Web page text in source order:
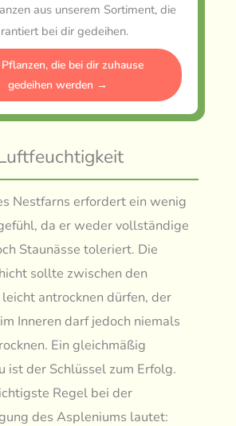
aus unserem Sortiment, die
bei dir gedeihen.
die bei dir zuhause
gedeihen werden →
Nestfarns erfordert ein wenig
da er weder vollständige
Staunässe toleriert. Die
sollte zwischen den
antrocknen dürfen, der
Inneren darf jedoch niemals
Ein gleichmäßig
ist der Schlüssel zum Erfolg.
Regel bei der
des Aspleniums lautet: